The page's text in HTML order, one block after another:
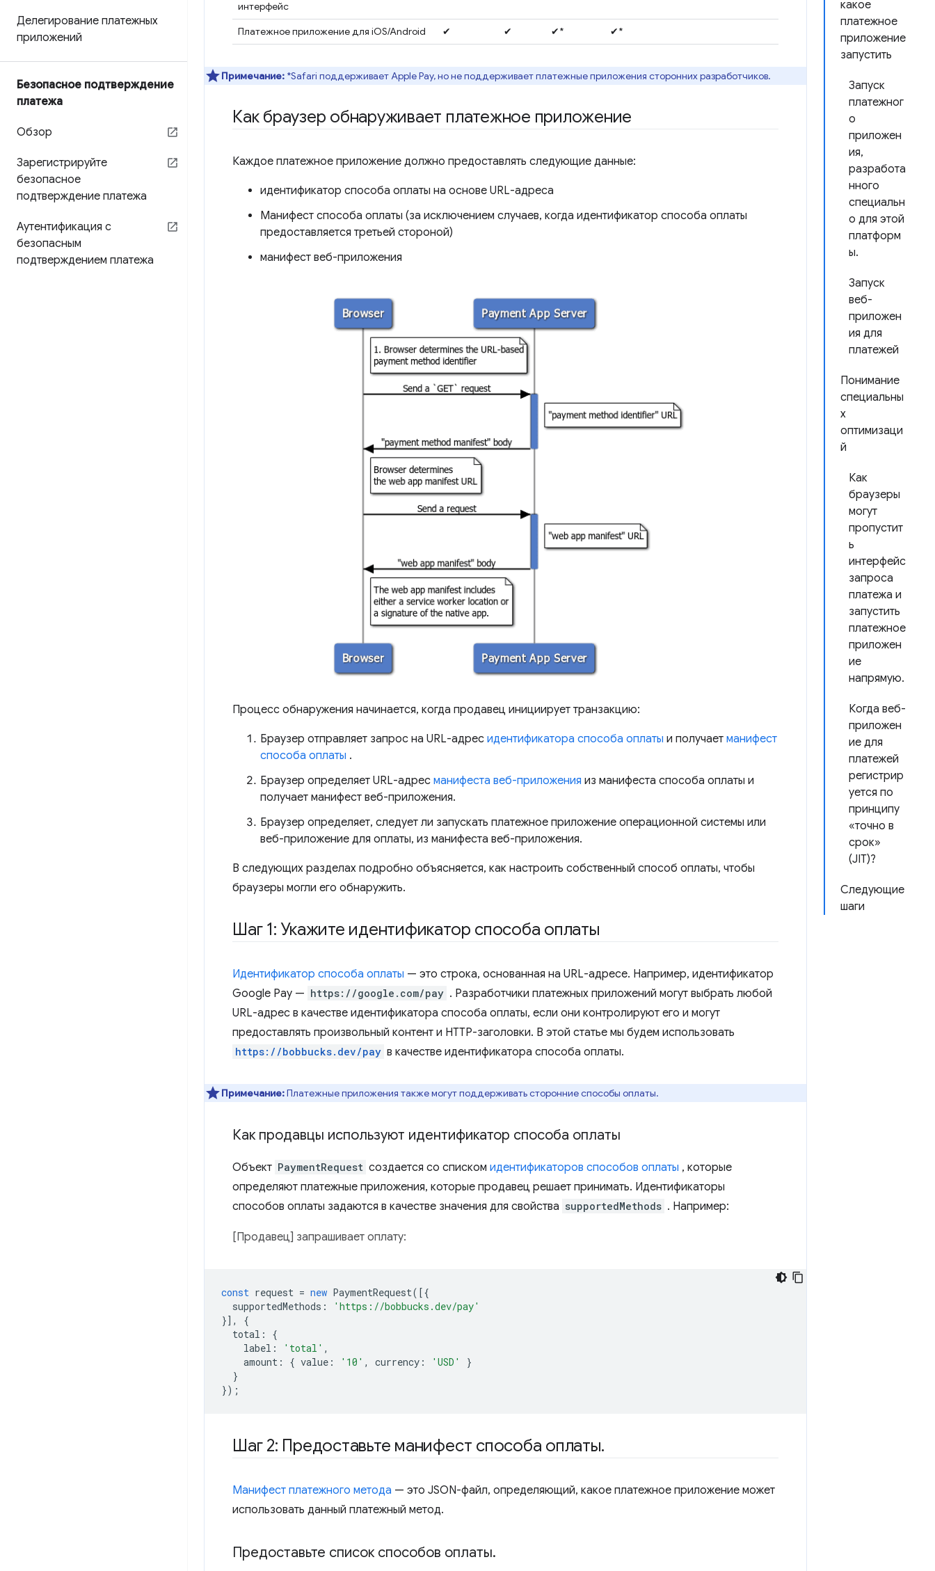
Делегирование платежных
приложений
Безопасное подтверждение
платежа
Обзор
Зарегистрируйте
безопасное
подтверждение платежа
Аутентификация с
безопасным
подтверждением платежа
какое
платежное
приложение
запустить
Запуск
платежног
о
приложен
ия,
разработа
нного
специальн
о для этой
платформ
ы.
Запуск
веб-
приложен
ия для
платежей
Понимание
специальны
х
оптимизаци
й
Как
браузеры
могут
пропустит
ь
интерфейс
запроса
платежа и
запустить
платежное
приложен
ие
напрямую.
Когда веб-
приложен
ие для
платежей
регистрир
уется по
принципу
«точно в
срок»
(JIT)?
Следующие
шаги
интерфейс
Платежное приложение для iOS/Android ✔ ✔ ✔* ✔*
Примечание: *Safari поддерживает Apple Pay, но не поддерживает платежные приложения сторонних разработчиков.
Как браузер обнаруживает платежное приложение
Каждое платежное приложение должно предоставлять следующие данные:
идентификатор способа оплаты на основе URL-адреса
Манифест способа оплаты (за исключением случаев, когда идентификатор способа оплаты
предоставляется третьей стороной)
манифест веб-приложения
Процесс обнаружения начинается, когда продавец инициирует транзакцию:
Браузер отправляет запрос на URL-адрес идентификатора способа оплаты и получает манифест
способа оплаты .
Браузер определяет URL-адрес манифеста веб-приложения из манифеста способа оплаты и
получает манифест веб-приложения.
Браузер определяет, следует ли запускать платежное приложение операционной системы или
веб-приложение для оплаты, из манифеста веб-приложения.
В следующих разделах подробно объясняется, как настроить собственный способ оплаты, чтобы
браузеры могли его обнаружить.
Шаг 1: Укажите идентификатор способа оплаты
Идентификатор способа оплаты — это строка, основанная на URL-адресе. Например, идентификатор
Google Pay — https://google.com/pay . Разработчики платежных приложений могут выбрать любой
URL-адрес в качестве идентификатора способа оплаты, если они контролируют его и могут
предоставлять произвольный контент и HTTP-заголовки. В этой статье мы будем использовать
https://bobbucks.dev/pay в качестве идентификатора способа оплаты.
Примечание:Платежные приложения также могут поддерживать сторонние способы оплаты.
Как продавцы используют идентификатор способа оплаты
Объект PaymentRequest создается со списком идентификаторов способов оплаты , которые
определяют платежные приложения, которые продавец решает принимать. Идентификаторы
способов оплаты задаются в качестве значения для свойства supportedMethods . Например:
[Продавец] запрашивает оплату:
const request = new PaymentRequest([{
supportedMethods :
'https://bobbucks.dev/pay'
}],
{
total :
{
label : 'total' ,
amount : { value : '10' , currency : 'USD'
}
}
});
Шаг 2: Предоставьте манифест способа оплаты.
Манифест платежного метода — это JSON-файл, определяющий, какое платежное приложение может
использовать данный платежный метод.
Предоставьте список способов оплаты.